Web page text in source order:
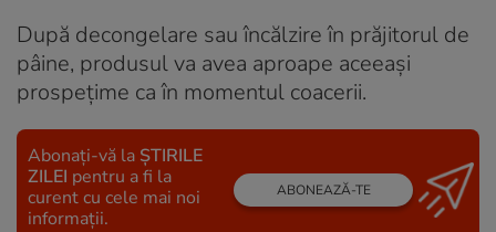
După decongelare sau încălzire în prăjitorul de
pâine, produsul va avea aproape aceeași
prospețime ca în momentul coacerii.
Abonați-vă la ȘTIRILE
ZILEI pentru a fi la
curent cu cele mai noi
informații.
ABONEAZĂ-TE